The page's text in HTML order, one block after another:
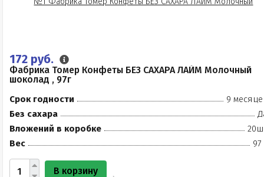
172 руб.
Фабрика Томер Конфеты БЕЗ САХАРА ЛАЙМ Молочный
шоколад , 97г
Срок годности
9
Без сахара
Вложений в коробке
Вес
97
В корзину